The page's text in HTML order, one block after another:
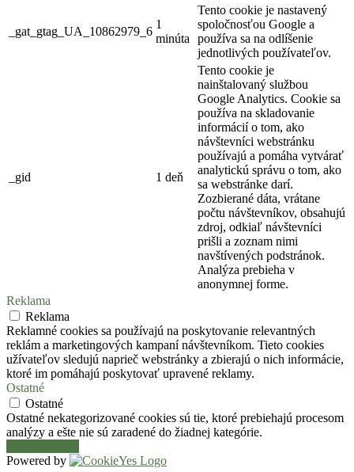
_gat_gtag_UA_10862979_6
1
minúta
Tento cookie je nastavený
spoločnosťou Google a
používa sa na odlíšenie
jednotlivých používateľov.
_gid 1 deň
Tento cookie je
nainštalovaný službou
Google Analytics. Cookie sa
používa na skladovanie
informácií o tom, ako
návštevníci webstránku
používajú a pomáha vytvárať
analytickú správu o tom, ako
sa webstránke darí.
Zozbierané dáta, vrátane
počtu návštevníkov, obsahujú
zdroj, odkiaľ návštevníci
prišli a zoznam nimi
navštívených podstránok.
Analýza prebieha v
anonymnej forme.
Reklama
Reklama
Reklamné cookies sa používajú na poskytovanie relevantných
reklám a marketingových kampaní návštevníkom. Tieto cookies
užívateľov sledujú naprieč webstránky a zbierajú o nich informácie,
ktoré im pomáhajú poskytovať upravené reklamy.
Ostatné
Ostatné
Ostatné nekategorizované cookies sú tie, ktoré prebiehajú procesom
analýzy a ešte nie sú zaradené do žiadnej kategórie.
Powered by